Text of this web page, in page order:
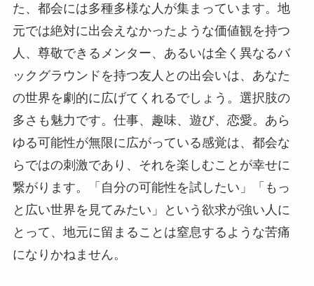
た、都会には多種多様な人が集まっています。地
元では絶対に出会えなかったような価値観を持つ
人、尊敬できるメンター、あるいは全く異なるバ
ックグラウンドを持つ友人との出会いは、あなた
の世界を劇的に広げてくれるでしょう。選択肢の
多さも魅力です。仕事、趣味、遊び、恋愛。あら
ゆる可能性が無限に広がっている感覚は、都会な
らではの刺激であり、それを楽しむことが幸せに
繋がります。「自分の可能性を試したい」「もっ
と広い世界を見てみたい」という欲求が強い人に
とって、地元に留まることは窒息するような苦痛
になりかねません。